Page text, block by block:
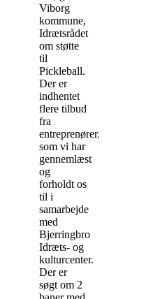
Viborg
kommune,
Idrætsrådet
om støtte
til
Pickleball.
Der er
indhentet
flere tilbud
fra
entreprenører,
som vi har
gennemlæst
og
forholdt os
til i
samarbejde
med
Bjerringbro
Idræts- og
kulturcenter.
Der er
søgt om 2